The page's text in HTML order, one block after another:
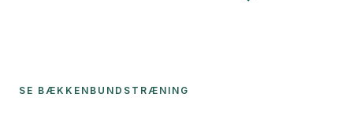
SE BÆKKENBUNDSTRÆNING